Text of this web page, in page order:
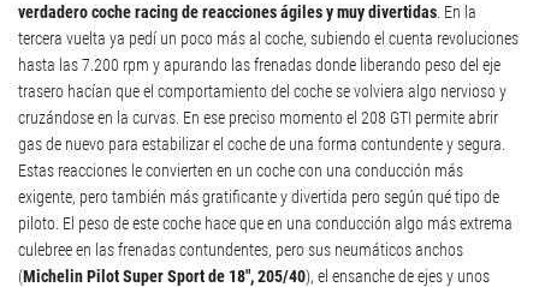
verdadero coche racing de reacciones ágiles y muy divertidas . En la
tercera vuelta ya pedí un poco más al coche, subiendo el cuenta revoluciones
hasta las 7.200 rpm y apurando las frenadas donde liberando peso del eje
trasero hacían que el comportamiento del coche se volviera algo nervioso y
cruzándose en la curvas. En ese preciso momento el 208 GTI permite abrir
gas de nuevo para estabilizar el coche de una forma contundente y segura.
Estas reacciones le convierten en un coche con una conducción más
exigente, pero también más gratificante y divertida pero según qué tipo de
piloto. El peso de este coche hace que en una conducción algo más extrema
culebree en las frenadas contundentes, pero sus neumáticos anchos
(Michelin Pilot Super Sport de 18″, 205/40), el ensanche de ejes y unos